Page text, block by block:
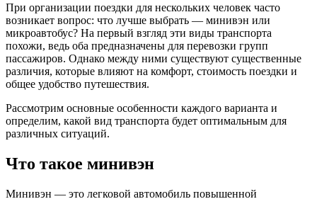
При организации поездки для нескольких человек часто
возникает вопрос: что лучше выбрать — минивэн или
микроавтобус? На первый взгляд эти виды транспорта
похожи, ведь оба предназначены для перевозки групп
пассажиров. Однако между ними существуют существенные
различия, которые влияют на комфорт, стоимость поездки и
общее удобство путешествия.
Рассмотрим основные особенности каждого варианта и
определим, какой вид транспорта будет оптимальным для
различных ситуаций.
Что такое минивэн
Минивэн — это легковой автомобиль повышенной